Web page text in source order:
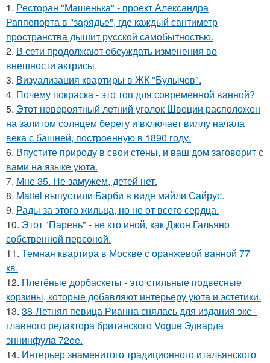
1. Ресторан "Машенька" - проект Александра
Раппопорта в "зарядье", где каждый сантиметр
пространства дышит русской самобытностью.
2. В сети продолжают обсуждать изменения во
внешности актрисы.
3. Визуализация квартиры в ЖК "Булычев".
4. Почему покраска - это топ для современной ванной?
5. Этот невероятный летний уголок Швеции расположен
на залитом солнцем берегу и включает виллу начала
века с башней, построенную в 1890 году.
6. Впустите природу в свои стены, и ваш дом заговорит с
вами на языке уюта.
7. Мне 35. Не замужем, детей нет.
8. Mattel выпустили Барби в виде майли Сайрус.
9. Рады за этого жильца, но не от всего сердца.
10. Этот "Парень" - не кто иной, как Джон Гальяно
собственной персоной.
11. Темная квартира в Москве с оранжевой ванной 77
кв.
12. Плетёные дорбаскеты - это стильные подвесные
корзины, которые добавляют интерьеру уюта и эстетики.
13. 38-Летняя певица Рианна снялась для издания экс -
главного редактора британского Vogue Эдварда
эннинфула 72ee.
14. Интерьер знаменитого традиционного итальянского